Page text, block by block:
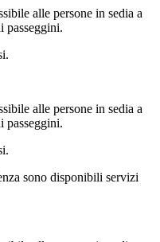
alle persone in sedia a
passeggini.
alle persone in sedia a
passeggini.
sono disponibili servizi